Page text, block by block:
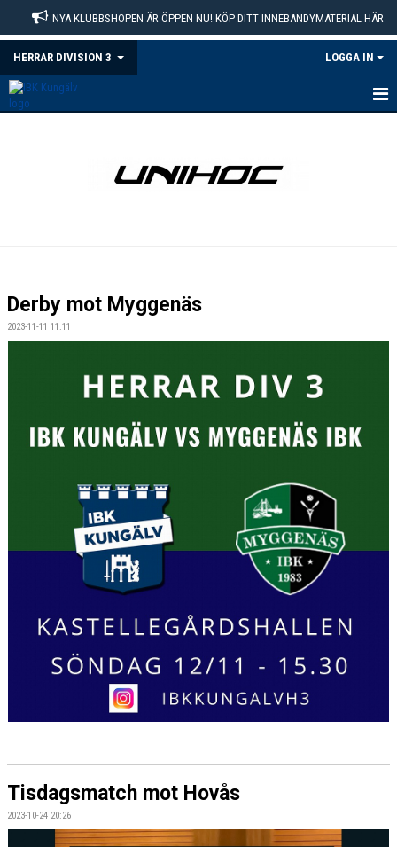
NYA KLUBBSHOPEN ÄR ÖPPEN NU! KÖP DITT INNEBANDYMATERIAL HÄR
HERRAR DIVISION 3 LOGGA IN
BILDGALLERI
Derby mot Myggenäs
2023-11-11 11:11
Tisdagsmatch mot Hovås
2023-10-24 20:26